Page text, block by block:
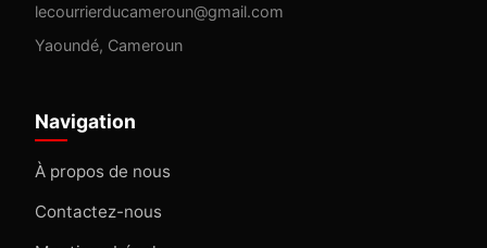
lecourrierducameroun@gmail.com
Yaoundé, Cameroun
Navigation
À propos de nous
Contactez-nous